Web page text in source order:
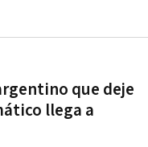
que deje
llega a